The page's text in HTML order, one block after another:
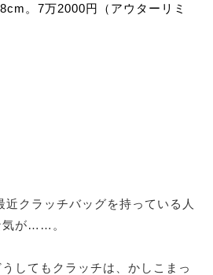
。7万2000円（アウターリミ
クラッチバッグを持っている人
気が……。
してもクラッチは、かしこまっ